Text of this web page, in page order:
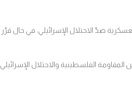
ضدّ الاحتلال الإسرائيلي، في حال قرّر
المقاومة الفلسطينية والاحتلال